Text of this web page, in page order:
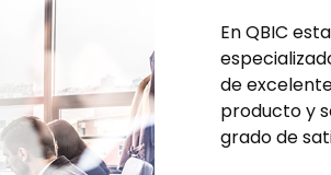
En QBIC
de
producto y
grado de